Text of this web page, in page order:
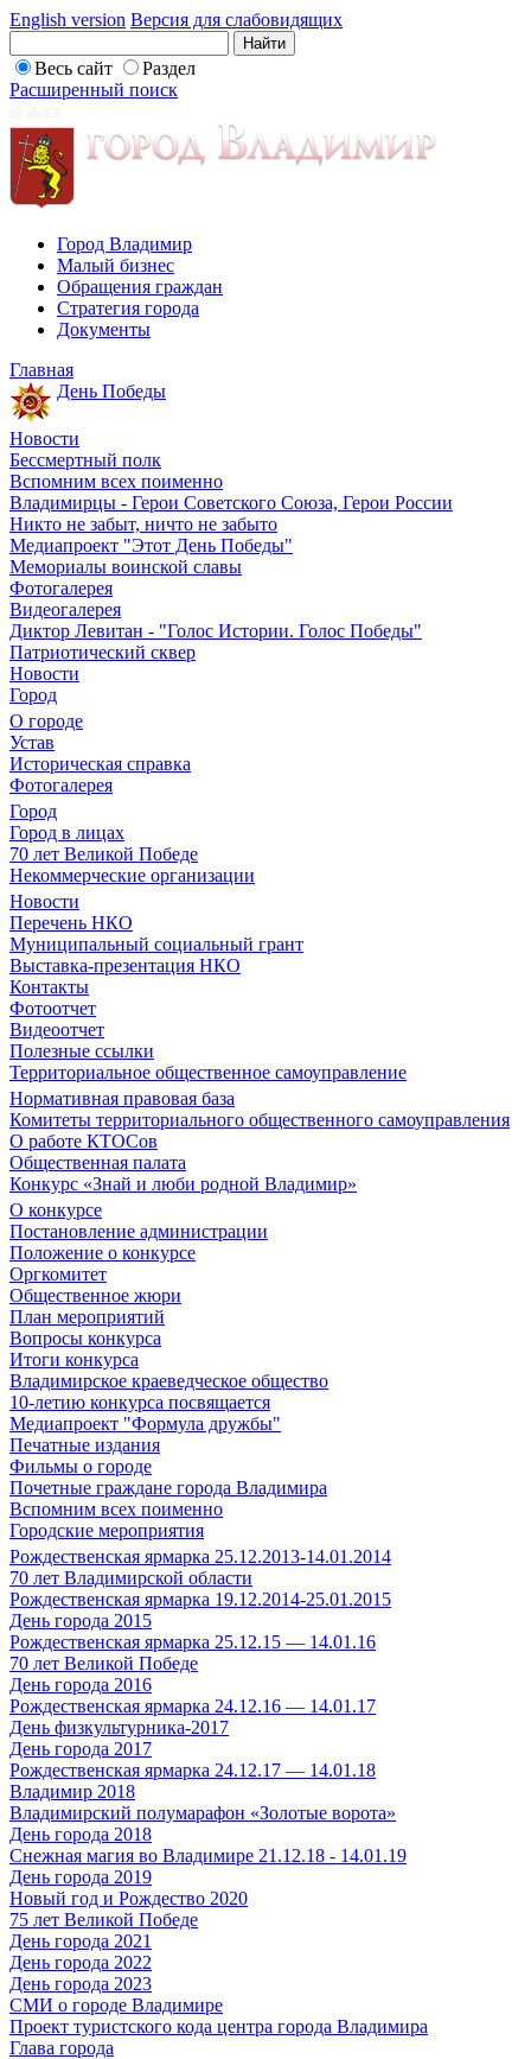
English version Версия для слабовидящих
Весь сайт
Раздел
Расширенный поиск
Город Владимир
Малый бизнес
Обращения граждан
Стратегия города
Документы
Главная
День Победы
Новости
Бессмертный полк
Вспомним всех поименно
Владимирцы - Герои Советского Союза, Герои России
Никто не забыт, ничто не забыто
Медиапроект "Этот День Победы"
Мемориалы воинской славы
Фотогалерея
Видеогалерея
Диктор Левитан - "Голос Истории. Голос Победы"
Патриотический сквер
Новости
Город
О городе
Устав
Историческая справка
Фотогалерея
Город
Город в лицах
70 лет Великой Победе
Некоммерческие организации
Новости
Перечень НКО
Муниципальный социальный грант
Выставка-презентация НКО
Контакты
Фотоотчет
Видеоотчет
Полезные ссылки
Территориальное общественное самоуправление
Нормативная правовая база
Комитеты территориального общественного самоуправления
О работе КТОСов
Общественная палата
Конкурс «Знай и люби родной Владимир»
О конкурсе
Постановление администрации
Положение о конкурсе
Оргкомитет
Общественное жюри
План мероприятий
Вопросы конкурса
Итоги конкурса
Владимирское краеведческое общество
10-летию конкурса посвящается
Медиапроект "Формула дружбы"
Печатные издания
Фильмы о городе
Почетные граждане города Владимира
Вспомним всех поименно
Городские мероприятия
Рождественская ярмарка 25.12.2013-14.01.2014
70 лет Владимирской области
Рождественская ярмарка 19.12.2014-25.01.2015
День города 2015
Рождественская ярмарка 25.12.15 — 14.01.16
70 лет Великой Победе
День города 2016
Рождественская ярмарка 24.12.16 — 14.01.17
День физкультурника-2017
День города 2017
Рождественская ярмарка 24.12.17 — 14.01.18
Владимир 2018
Владимирский полумарафон «Золотые ворота»
День города 2018
Снежная магия во Владимире 21.12.18 - 14.01.19
День города 2019
Новый год и Рождество 2020
75 лет Великой Победе
День города 2021
День города 2022
День города 2023
СМИ о городе Владимире
Проект туристского кода центра города Владимира
Глава города